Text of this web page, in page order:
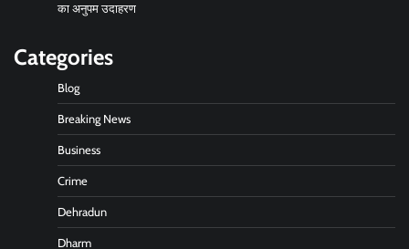
का अनुपम उदाहरण
Categories
Blog
Breaking News
Business
Crime
Dehradun
Dharm